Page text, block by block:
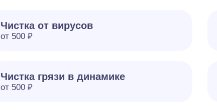
Чистка от вирусов
от 500 ₽
Чистка грязи в динамике
от 500 ₽